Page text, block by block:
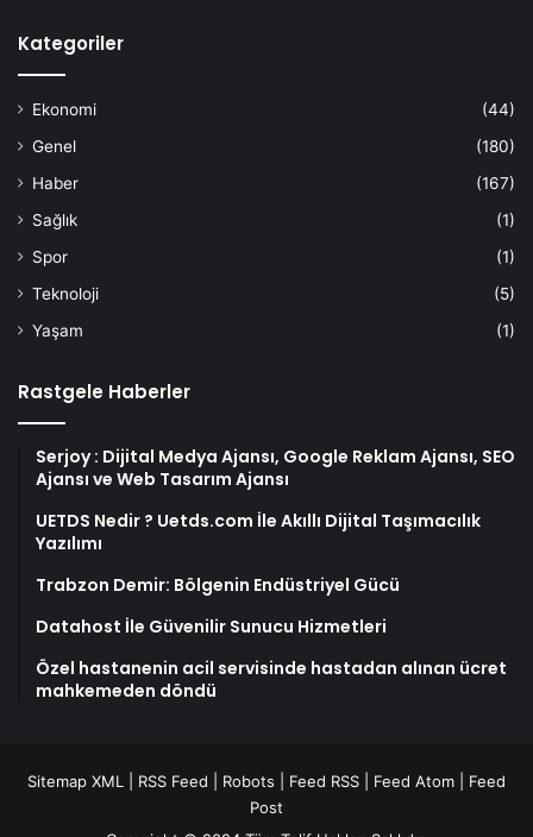
Kategoriler
Ekonomi
(44)
Genel
(180)
Haber
(167)
Sağlık
(1)
Spor
(1)
Teknoloji
(5)
Yaşam
(1)
Rastgele Haberler
Serjoy : Dijital Medya Ajansı, Google Reklam Ajansı, SEO
Ajansı ve Web Tasarım Ajansı
UETDS Nedir ? Uetds.com İle Akıllı Dijital Taşımacılık
Yazılımı
Trabzon Demir: Bölgenin Endüstriyel Gücü
Datahost İle Güvenilir Sunucu Hizmetleri
Özel hastanenin acil servisinde hastadan alınan ücret
mahkemeden döndü
Sitemap XML RSS Feed Robots Feed RSS Feed Atom
Feed
Post